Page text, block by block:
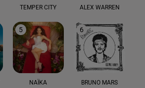
TEMPER CITY ALEX WARREN
5
NAÏKA
6
BRUNO MARS